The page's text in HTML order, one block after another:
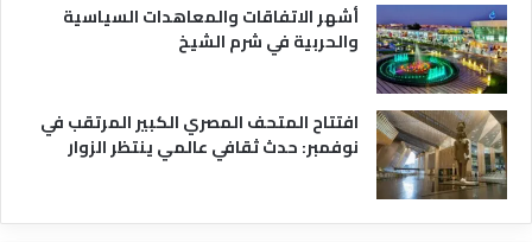
أشهر الاتفاقات والمعاهدات السياسية
والحربية في شرم الشيخ
افتتاح المتحف المصري الكبير المرتقب في
نوفمبر: حدث ثقافي عالمي ينتظر الزوار